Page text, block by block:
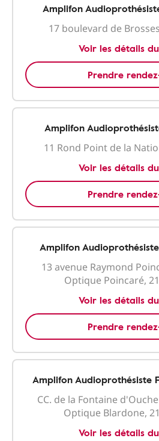
Amplifon
17 boulevard de
Voir les détails
Prendre
Amplifon
11 Rond Point de la
Voir les détails
Prendre
Amplifon
13 avenue Raymond
Optique Poincaré,
Voir les détails
Prendre
Amplifon Audioprothésiste
CC. de la Fontaine
Optique Blardone,
Voir les détails